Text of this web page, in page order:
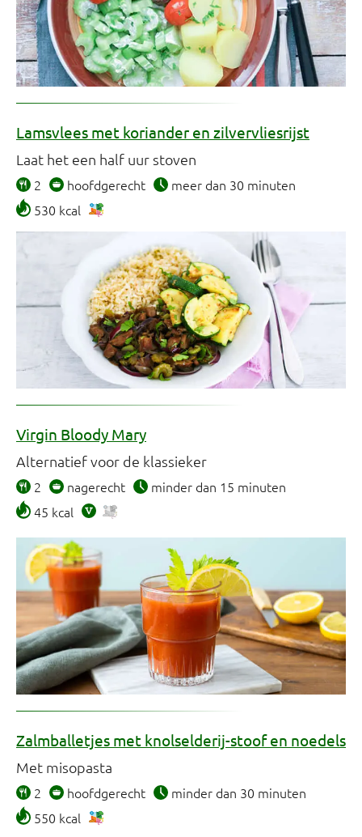
Lamsvlees met koriander en zilvervliesrijst
Laat het een half uur stoven
2 hoofdgerecht
meer dan 30 minuten
530 kcal
Virgin Bloody Mary
Alternatief voor de klassieker
2 nagerecht
minder dan 15 minuten
45 kcal
Zalmballetjes met knolselderij-stoof en noedels
Met misopasta
2 hoofdgerecht
minder dan 30 minuten
550 kcal